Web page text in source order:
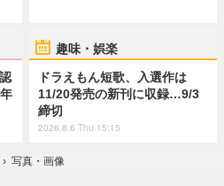
趣味・娯楽
ドラえもん短歌、入選作は
11/20発売の新刊に収録…9/3
締切
2026.8.6 Thu 15:15
› 写真・画像